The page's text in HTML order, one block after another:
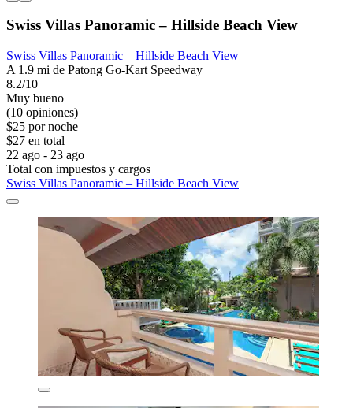
Swiss Villas Panoramic – Hillside Beach View
Swiss Villas Panoramic – Hillside Beach View
A 1.9 mi de Patong Go-Kart Speedway
8.2/10
Muy bueno
(10 opiniones)
$25 por noche
$27 en total
22 ago - 23 ago
Total con impuestos y cargos
Swiss Villas Panoramic – Hillside Beach View